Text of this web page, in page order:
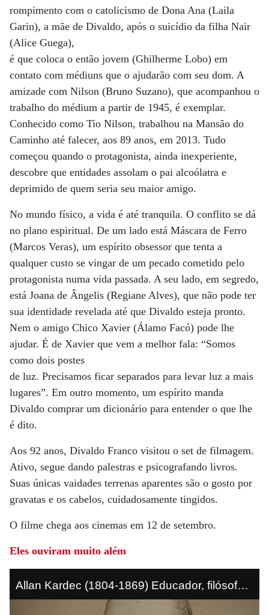
rompimento com o catolicismo de Dona Ana (Laila
Garin), a mãe de Divaldo, após o suicídio da filha Nair
(Alice Guega),
é que coloca o então jovem (Ghilherme Lobo) em
contato com médiuns que o ajudarão com seu dom. A
amizade com Nilson (Bruno Suzano), que acompanhou o
trabalho do médium a partir de 1945, é exemplar.
Conhecido como Tio Nilson, trabalhou na Mansão do
Caminho até falecer, aos 89 anos, em 2013. Tudo
começou quando o protagonista, ainda inexperiente,
descobre que entidades assolam o pai alcoólatra e
deprimido de quem seria seu maior amigo.
No mundo físico, a vida é até tranquila. O conflito se dá
no plano espiritual. De um lado está Máscara de Ferro
(Marcos Veras), um espírito obsessor que tenta a
qualquer custo se vingar de um pecado cometido pelo
protagonista numa vida passada. A seu lado, em segredo,
está Joana de Ângelis (Regiane Alves), que não pode ter
sua identidade revelada até que Divaldo esteja pronto.
Nem o amigo Chico Xavier (Álamo Facó) pode lhe
ajudar. É de Xavier que vem a melhor fala: “Somos
como dois postes
de luz. Precisamos ficar separados para levar luz a mais
lugares”. Em outro momento, um espírito manda
Divaldo comprar um dicionário para entender o que lhe
é dito.
Aos 92 anos, Divaldo Franco visitou o set de filmagem.
Ativo, segue dando palestras e psicografando livros.
Suas únicas vaidades terrenas aparentes são o gosto por
gravatas e os cabelos, cuidadosamente tingidos.
O filme chega aos cinemas em 12 de setembro.
Eles ouviram muito além
Allan Kardec (1804-1869) Educador, filósofo e
estudioso de eventos paranormais, francês